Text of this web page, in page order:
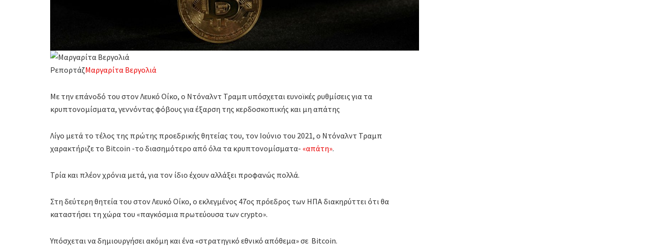
ΡεπορτάζΜαργαρίτα Βεργολιά
Με την επάνοδό του στον Λευκό Οίκο, ο Ντόναλντ Τραμπ υπόσχεται ευνοϊκές ρυθμίσεις για τα
κρυπτονομίσματα, γεννόντας φόβους για έξαρση της κερδοσκοπικής και μη απάτης
Λίγο μετά το τέλος της πρώτης προεδρικής θητείας του, τον Ιούνιο του 2021, ο Ντόναλντ Τραμπ
χαρακτήριζε το Bitcoin -το διασημότερο από όλα τα κρυπτονομίσματα- «απάτη».
Τρία και πλέον χρόνια μετά, για τον ίδιο έχουν αλλάξει προφανώς πολλά.
Στη δεύτερη θητεία του στον Λευκό Οίκο, ο εκλεγμένος 47ος πρόεδρος των ΗΠΑ διακηρύττει ότι θα
καταστήσει τη χώρα του «παγκόσμια πρωτεύουσα των crypto».
Υπόσχεται να δημιουργήσει ακόμη και ένα «στρατηγικό εθνικό απόθεμα» σε Bitcoin.